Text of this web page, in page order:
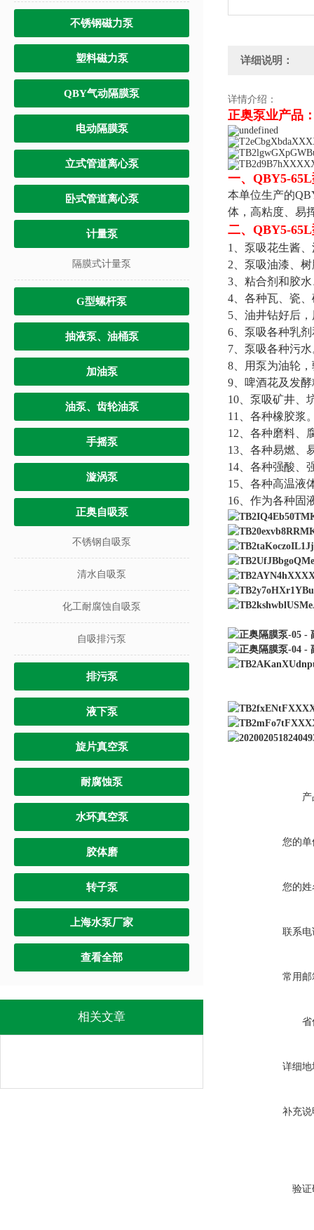
不锈钢磁力泵
塑料磁力泵
QBY气动隔膜泵
电动隔膜泵
立式管道离心泵
卧式管道离心泵
计量泵
隔膜式计量泵
G型螺杆泵
抽液泵、油桶泵
加油泵
油泵、齿轮油泵
手摇泵
漩涡泵
正奥自吸泵
不锈钢自吸泵
清水自吸泵
化工耐腐蚀自吸泵
自吸排污泵
排污泵
液下泵
旋片真空泵
耐腐蚀泵
水环真空泵
胶体磨
转子泵
上海水泵厂家
查看全部
相关文章
详细说明：
详情介绍：
正奥泵业产品
一、 QBY5-
本单位生产的
体，高粘度、易
二、 QBY5-
1、泵吸花生酱
2、泵吸油漆、
3、粘合剂和胶
4、各种瓦、瓷
5、油井钻好后
6、泵吸各种乳
7、泵吸各种污
8、用泵为油轮
9、啤酒花及发
10、泵吸矿井、
11、各种橡胶浆
12、各种磨料、
13、各种易燃、
14、各种强酸、
15、各种高温液
16、作为各种固
您的单
您的姓
联系电
常用邮
省
详细地
补充说
验证